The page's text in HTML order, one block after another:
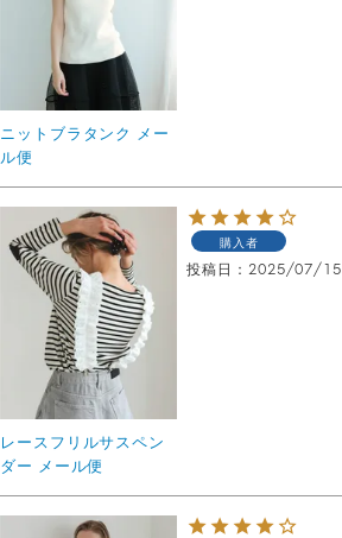
ニットブラタンク メー
ル便
レースフリルサスペン
ダー メール便
購入者
投稿日 2025/07/15